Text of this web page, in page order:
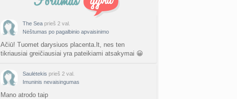
The Sea prieš 2 val.
Nėštumas po pagalbinio apvaisinimo
Ačiū! Tuomet darysiuos placenta.lt, nes ten
tikriausiai greičiausiai yra pateikiami atsakymai 😀
Saulėtekis prieš 2 val.
Imuninis nevaisingumas
Mano atrodo taip